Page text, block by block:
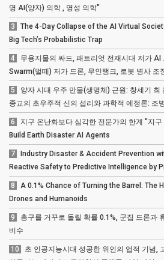
명 AI(양자) 의학 , 영성 의학"
3
The 4-Day Collapse of the AI Virtual
Big Tech’s Probabilistic Trap
4
무용지물의 싸드, 패트리엇 전재시대 저가 AI
Swarm(벌떼) 저가 드론, 무인탱크, 로봇 병사 조
5
양자 시대 우주 만물(생명체) 근원: 창세기 최
종교의 초우주적 신의 섭리와 과학적 에정론: 조
6
지구 온난화보다 심각한 전문가의 한계 "지
Build Earth Disaster AI Agents
7
Industry Disaster & Accident Prevention
Reactive Safety to Predictive Intelligence by
8
A 0.1% Chance of Turning the Barrel: The
Drones and Humanoids
9
총구를 거꾸로 돌릴 확률 0.1%, 군집 드론과
비수
10
초 인공지능시대 성공한 위인의 업적 기념,